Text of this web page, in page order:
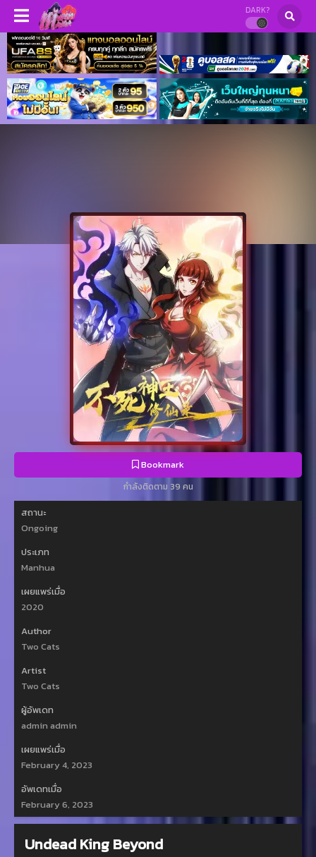
DARK?
Bookmark
กำลังติดตาม 39 คน
สถานะ
Ongoing
ประเภท
Manhua
เผยแพร่เมื่อ
2020
Author
Two Cats
Artist
Two Cats
ผู้อัพเดท
admin admin
เผยแพร่เมื่อ
February 4, 2023
อัพเดทเมื่อ
February 6, 2023
Undead King Beyond